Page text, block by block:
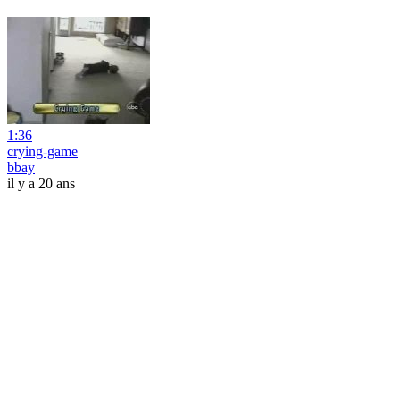
1:36
crying-game
bbay
il y a 20 ans